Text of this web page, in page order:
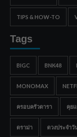
TIPS & HOW-TO
Tags
BIGC BNK48
MONOMAX
ครอบครัวดารา คุย
ดราม่า ดวงประจำวั